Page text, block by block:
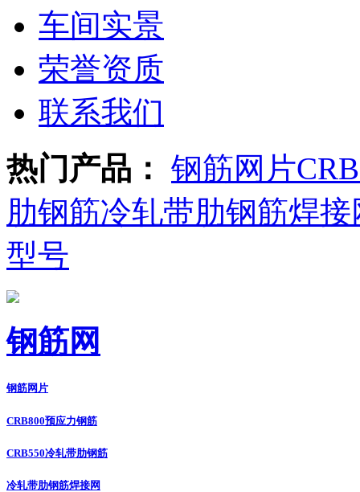
车间实景
荣誉资质
联系我们
热门产品： 钢筋网片
肋钢筋冷轧带肋钢筋焊接
型号
钢筋网
钢筋网片
CRB800预应力钢筋
CRB550冷轧带肋钢筋
冷轧带肋钢筋焊接网